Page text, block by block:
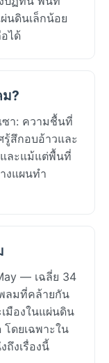
นดินเล็กน้อย
ได้
ม?
ซา: ความชื้นที่
รู้สึกอบอ้าวและ
ละแม้แต่พื้นที่
งแผนทำ
— เฉลี่ย 34
ลมที่คล้ายกัน
มืองในแผ่นดิน
ดยเฉพาะใน
ถึงเรื่องนี้